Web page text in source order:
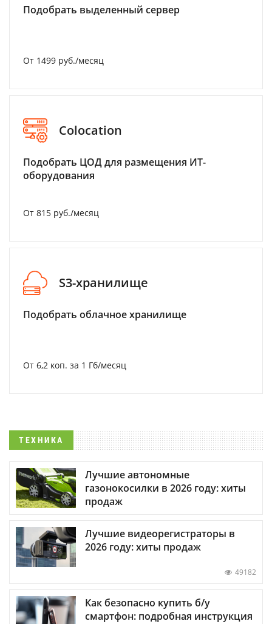
Подобрать выделенный сервер
От 1499 руб./месяц
Colocation
Подобрать ЦОД для размещения ИТ-
оборудования
От 815 руб./месяц
S3-хранилище
Подобрать облачное хранилище
От 6,2 коп. за 1 Гб/месяц
ТЕХНИКА
Лучшие автономные
газонокосилки в 2026 году: хиты
продаж
Лучшие видеорегистраторы в
2026 году: хиты продаж
49182
Как безопасно купить б/у
смартфон: подробная инструкция